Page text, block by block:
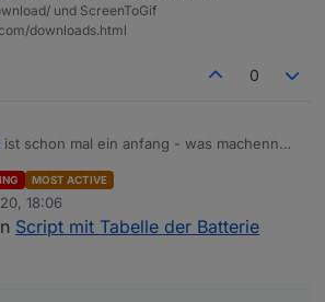
und ScreenToGif
downloads.html
0
ist schon mal ein anfang - was machenn
MOST ACTIVE
18:06
Script mit Tabelle der Batterie